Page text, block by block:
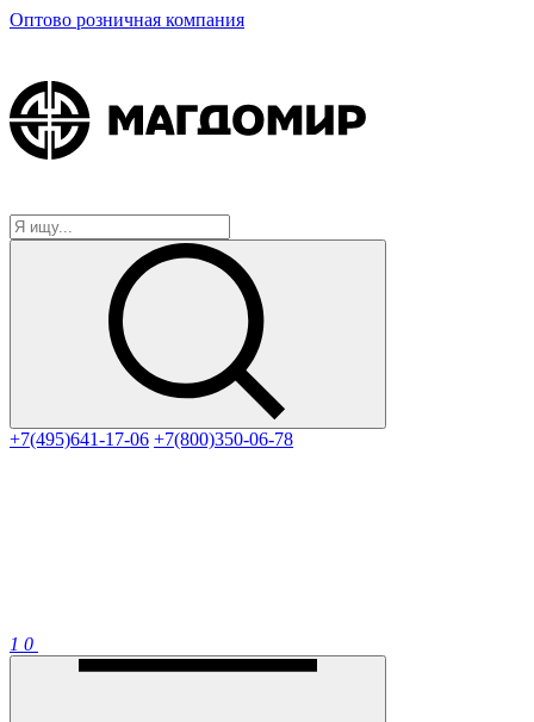
Оптово розничная компания
+7(495)641-17-06 +7(800)350-06-78
1 0